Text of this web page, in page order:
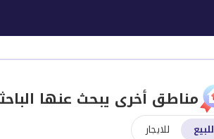
مناطق أخرى يبحث عنها
للبيع للايجار